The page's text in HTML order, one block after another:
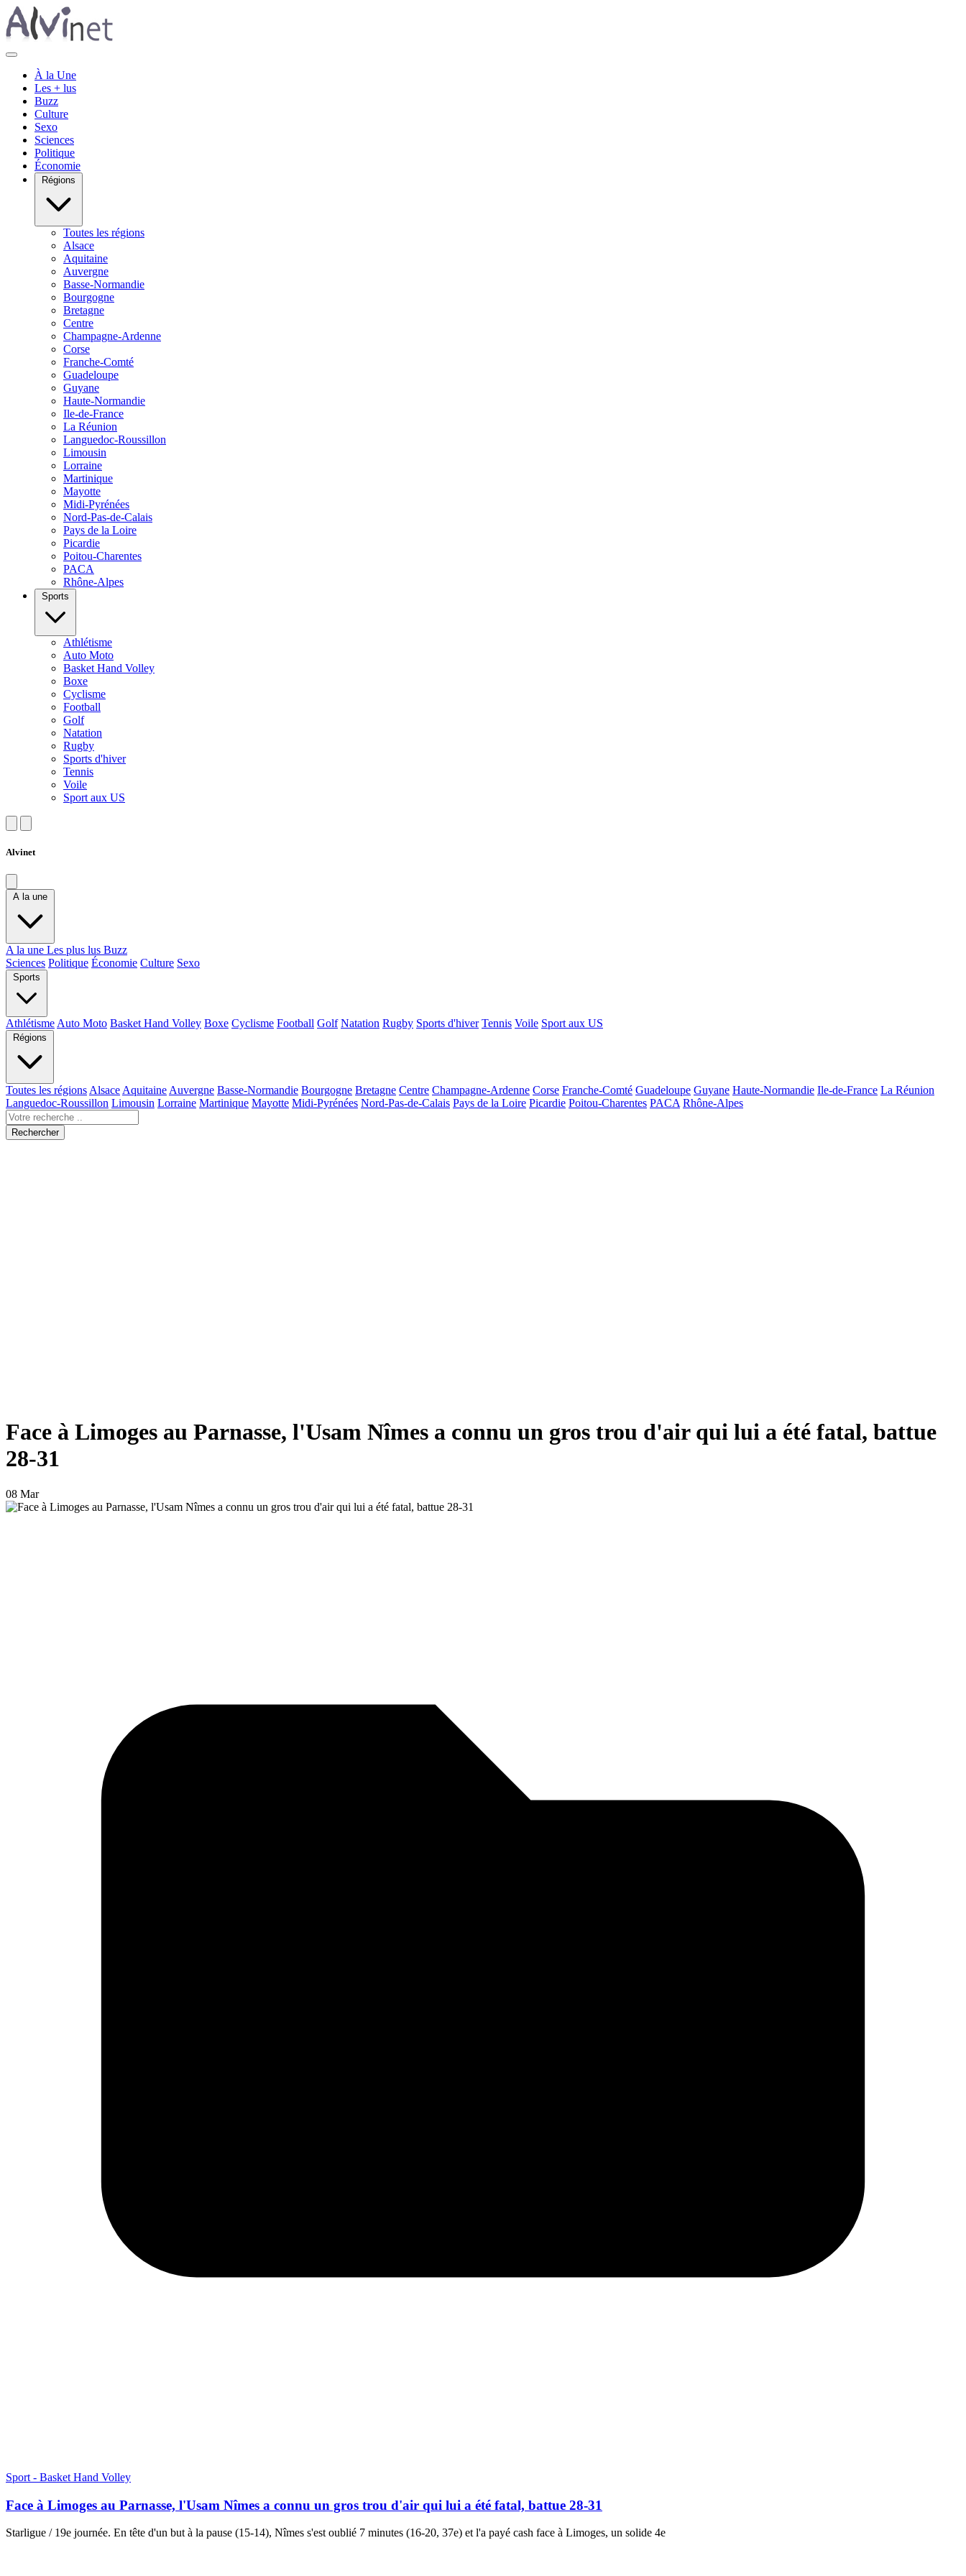
À la Une
Les + lus
Buzz
Culture
Sexo
Sciences
Politique
Économie
Régions
Toutes les régions
Alsace
Aquitaine
Auvergne
Basse-Normandie
Bourgogne
Bretagne
Centre
Champagne-Ardenne
Corse
Franche-Comté
Guadeloupe
Guyane
Haute-Normandie
Ile-de-France
La Réunion
Languedoc-Roussillon
Limousin
Lorraine
Martinique
Mayotte
Midi-Pyrénées
Nord-Pas-de-Calais
Pays de la Loire
Picardie
Poitou-Charentes
PACA
Rhône-Alpes
Sports
Athlétisme
Auto Moto
Basket Hand Volley
Boxe
Cyclisme
Football
Golf
Natation
Rugby
Sports d'hiver
Tennis
Voile
Sport aux US
Alvinet
A la une
A la une Les plus lus Buzz
Sciences Politique Économie Culture Sexo
Sports
Athlétisme Auto Moto Basket Hand Volley Boxe Cyclisme Football Golf Natation Rugby Sports d'hiver Tennis Voile Sport aux US
Régions
Toutes les régions Alsace Aquitaine Auvergne Basse-Normandie Bourgogne Bretagne Centre Champagne-Ardenne Corse Franche-Comté Guadeloupe Guyane Haute-Normandie Ile-de-France La Réunion
Languedoc-Roussillon Limousin Lorraine Martinique Mayotte Midi-Pyrénées Nord-Pas-de-Calais Pays de la Loire Picardie Poitou-Charentes PACA Rhône-Alpes
Rechercher
Face à Limoges au Parnasse, l'Usam Nîmes a connu un gros trou d'air qui lui a été fatal, battue
28-31
08 Mar
Sport - Basket Hand Volley
Face à Limoges au Parnasse, l'Usam Nîmes a connu un gros trou d'air qui lui a été fatal, battue 28-31
Starligue / 19e journée. En tête d'un but à la pause (15-14), Nîmes s'est oublié 7 minutes (16-20, 37e) et l'a payé cash face à Limoges, un solide 4e